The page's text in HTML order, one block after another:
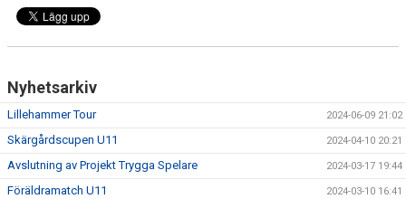
Nyhetsarkiv
Lillehammer Tour 2024-06-09 21:02
Skärgårdscupen U11 2024-04-10 20:21
Avslutning av Projekt Trygga Spelare 2024-03-17 19:44
Föräldramatch U11 2024-03-10 16:41